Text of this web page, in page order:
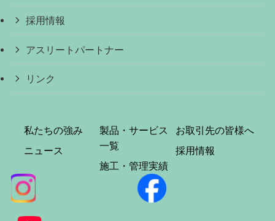
採用情報
アスリートパートナー
リンク
私たちの強み
ニュース
製品・サービス
一覧
施工・管理実績
お取引先の皆様へ
採用情報